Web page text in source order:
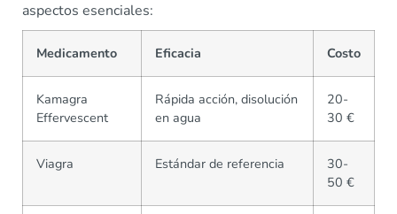
aspectos esenciales:
Medicamento Eficacia Costo
Kamagra
Effervescent
Rápida acción, disolución
en agua
20-
30 €
Viagra Estándar de referencia
30-
50 €